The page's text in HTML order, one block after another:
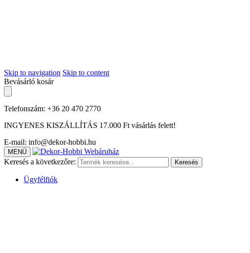
Skip to navigation Skip to content
Bevásárló kosár
Telefonszám: +36 20 470 2770
INGYENES KISZÁLLÍTÁS 17.000 Ft vásárlás felett!
E-mail: info@dekor-hobbi.hu
MENÜ
Keresés a következőre: Keresés
Ügyfélfiók